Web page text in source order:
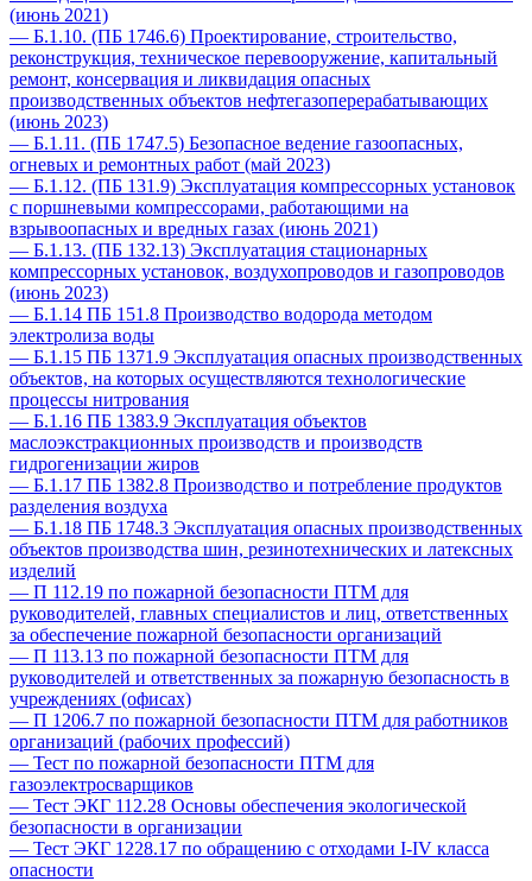
(июнь 2021)
— Б.1.10. (ПБ 1746.6) Проектирование, строительство,
реконструкция, техническое перевооружение, капитальный
ремонт, консервация и ликвидация опасных
производственных объектов нефтегазоперерабатывающих
(июнь 2023)
— Б.1.11. (ПБ 1747.5) Безопасное ведение газоопасных,
огневых и ремонтных работ (май 2023)
— Б.1.12. (ПБ 131.9) Эксплуатация компрессорных установок
с поршневыми компрессорами, работающими на
взрывоопасных и вредных газах (июнь 2021)
— Б.1.13. (ПБ 132.13) Эксплуатация стационарных
компрессорных установок, воздухопроводов и газопроводов
(июнь 2023)
— Б.1.14 ПБ 151.8 Производство водорода методом
электролиза воды
— Б.1.15 ПБ 1371.9 Эксплуатация опасных производственных
объектов, на которых осуществляются технологические
процессы нитрования
— Б.1.16 ПБ 1383.9 Эксплуатация объектов
маслоэкстракционных производств и производств
гидрогенизации жиров
— Б.1.17 ПБ 1382.8 Производство и потребление продуктов
разделения воздуха
— Б.1.18 ПБ 1748.3 Эксплуатация опасных производственных
объектов производства шин, резинотехнических и латексных
изделий
— П 112.19 по пожарной безопасности ПТМ для
руководителей, главных специалистов и лиц, ответственных
за обеспечение пожарной безопасности организаций
— П 113.13 по пожарной безопасности ПТМ для
руководителей и ответственных за пожарную безопасность в
учреждениях (офисах)
— П 1206.7 по пожарной безопасности ПТМ для работников
организаций (рабочих профессий)
— Тест по пожарной безопасности ПТМ для
газоэлектросварщиков
— Тест ЭКГ 112.28 Основы обеспечения экологической
безопасности в организации
— Тест ЭКГ 1228.17 по обращению с отходами I-IV класса
опасности